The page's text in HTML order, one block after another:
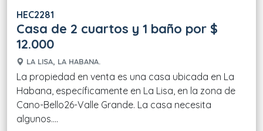
HEC2281
Casa de 2 cuartos y 1 baño por $
12.000
LA LISA, LA HABANA.
La propiedad en venta es una casa ubicada en La
Habana, específicamente en La Lisa, en la zona de
Cano-Bello26-Valle Grande. La casa necesita
algunos....